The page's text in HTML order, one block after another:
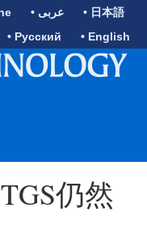
• عربى
• 日本語
• Русский • English
仍然